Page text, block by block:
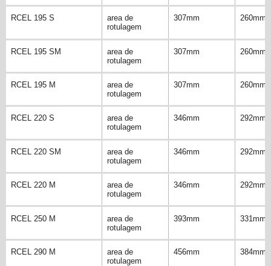
RCEL 195 S
area de
rotulagem
307mm 260mm
RCEL 195 SM
area de
rotulagem
307mm 260mm
RCEL 195 M
area de
rotulagem
307mm 260mm
RCEL 220 S
area de
rotulagem
346mm 292mm
RCEL 220 SM
area de
rotulagem
346mm 292mm
RCEL 220 M
area de
rotulagem
346mm 292mm
RCEL 250 M
area de
rotulagem
393mm 331mm
RCEL 290 M
area de
rotulagem
456mm 384mm